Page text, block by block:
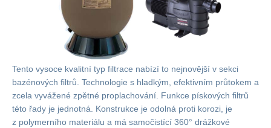
Tento vysoce kvalitní typ filtrace nabízí to nejnovější v sekci
bazénových filtrů. Technologie s hladkým, efektivním průtokem a
zcela vyvážené zpětné proplachování. Funkce pískových filtrů
této řady je jednotná. Konstrukce je odolná proti korozi, je
z polymerního materiálu a má samočistící 360° drážkové